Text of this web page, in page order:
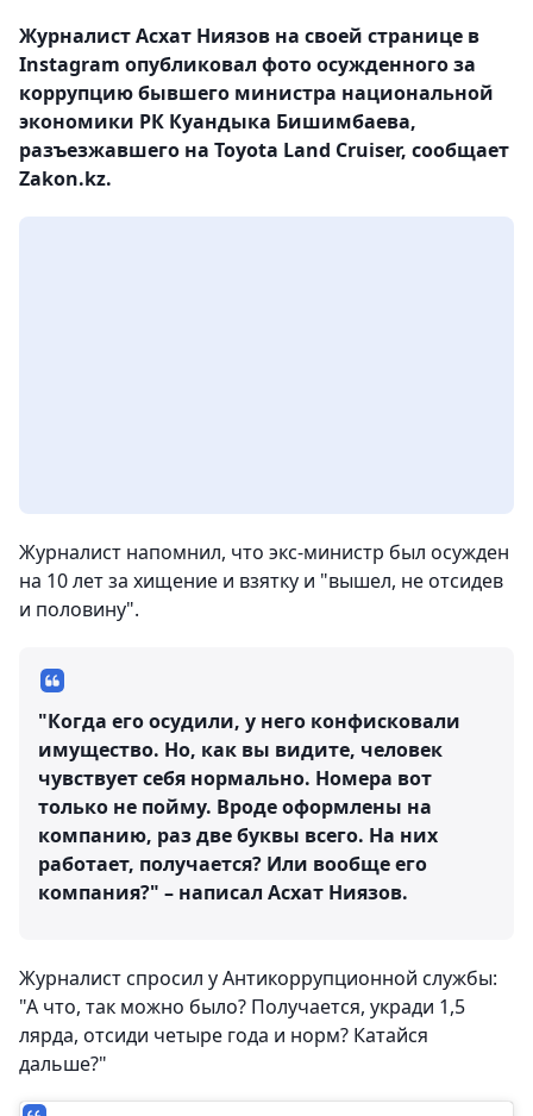
Журналист Асхат Ниязов на своей странице в
Instagram опубликовал фото осужденного за
коррупцию бывшего министра национальной
экономики РК Куандыка Бишимбаева,
разъезжавшего на Toyota Land Cruiser, сообщает
Zakon.kz.
Журналист напомнил, что экс-министр был осужден
на 10 лет за хищение и взятку и "вышел, не отсидев
и половину".
"Когда его осудили, у него конфисковали
имущество. Но, как вы видите, человек
чувствует себя нормально. Номера вот
только не пойму. Вроде оформлены на
компанию, раз две буквы всего. На них
работает, получается? Или вообще его
компания?" – написал Асхат Ниязов.
Журналист спросил у Антикоррупционной службы:
"А что, так можно было? Получается, укради 1,5
лярда, отсиди четыре года и норм? Катайся
дальше?"